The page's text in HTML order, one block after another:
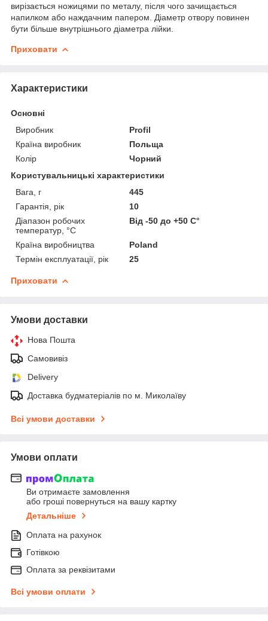
вирізається ножицями по металу, після чого зачищається
напилком або наждачним папером. Діаметр отвору повинен
бути більше внутрішнього діаметра лійки.
Приховати
Характеристики
Основні
Виробник
Profil
Країна виробник
Польща
Колір
Чорний
Користувальницькі характеристики
Вага, г
445
Гарантія, рік
10
Діапазон робочих
температур, °С
Від -50 до +50 С°
Країна виробництва
Poland
Термін експлуатації, рік
25
Приховати
Умови доставки
Нова Пошта
Самовивіз
Delivery
Доставка будматеріалів по м. Миколаїву
Всі умови доставки
Умови оплати
Ви отримаєте замовлення
або гроші повернуться на вашу картку
Детальніше
Оплата на рахунок
Готівкою
Оплата за реквізитами
Всі умови оплати